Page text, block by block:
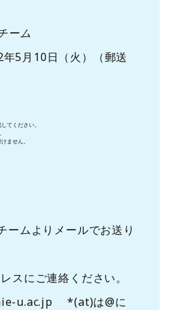
ーム
年5月10日（火）（郵送
てください。
ームよりメールでお送り
スにご連絡ください。
u.ac.jp *(at)は@に